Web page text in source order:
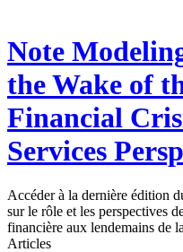
Note
the Wake of
Financial
Services
Accéder à la dernière édition
sur le rôle et les perspectives
financière aux lendemains de
Articles